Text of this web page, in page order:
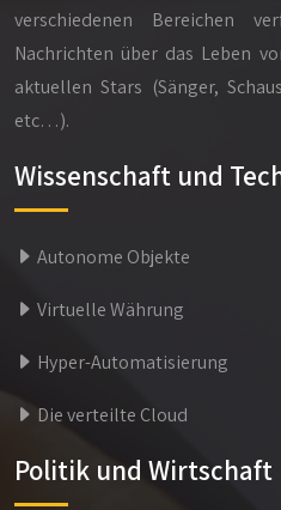
verschiedenen Bereichen
Nachrichten über das Leben
aktuellen Stars (Sänger,
etc…).
Wissenschaft und
Autonome Objekte
Virtuelle Währung
Hyper-Automatisierung
Die verteilte Cloud
Politik und Wirtschaft